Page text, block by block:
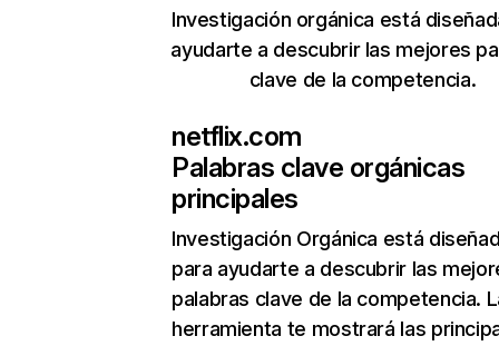
Investigación orgánica está
ayudarte a descubrir las mejores
clave de la competencia.
netflix.com
Palabras clave orgánicas
principales
Investigación Orgánica está
para ayudarte a descubrir las
palabras clave de la competencia.
herramienta te mostrará las